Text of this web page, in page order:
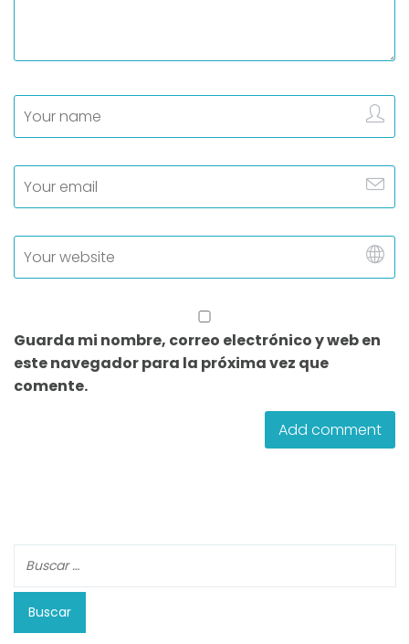
Guarda mi nombre, correo electrónico y web en
este navegador para la próxima vez que
comente.